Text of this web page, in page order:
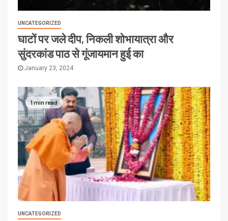
UNCATEGORIZED
घाटों पर जले दीप, निकली शोभायात्रा और
सुंदरकांड पाठ से गूंजायमान हुई का
January 23, 2024
1 min read
UNCATEGORIZED